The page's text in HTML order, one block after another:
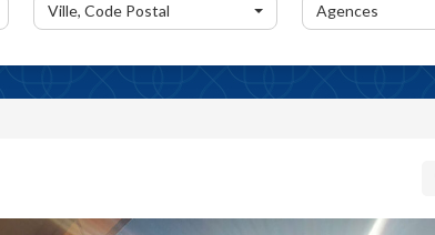
Ville, Code Postal Agences